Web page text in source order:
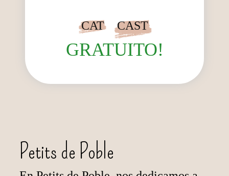
CAT CAST
GRATUITO!
Petits de Poble